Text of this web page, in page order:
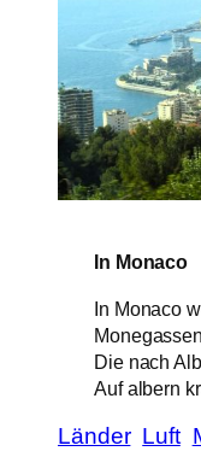
In Monaco
In Monaco
Die nach
Auf albern
Länder Luft